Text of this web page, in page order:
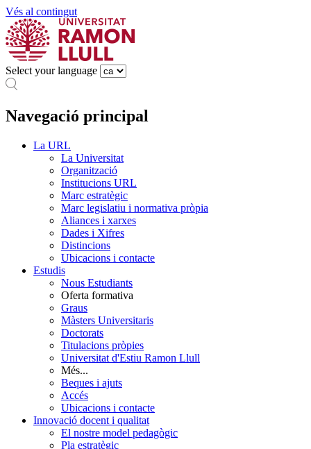
Vés al contingut
Select your language
Navegació principal
La URL
La Universitat
Organització
Institucions URL
Marc estratègic
Marc legislatiu i normativa pròpia
Aliances i xarxes
Dades i Xifres
Distincions
Ubicacions i contacte
Estudis
Nous Estudiants
Oferta formativa
Graus
Màsters Universitaris
Doctorats
Titulacions pròpies
Universitat d'Estiu Ramon Llull
Més...
Beques i ajuts
Accés
Ubicacions i contacte
Innovació docent i qualitat
El nostre model pedagògic
Pla estratègic